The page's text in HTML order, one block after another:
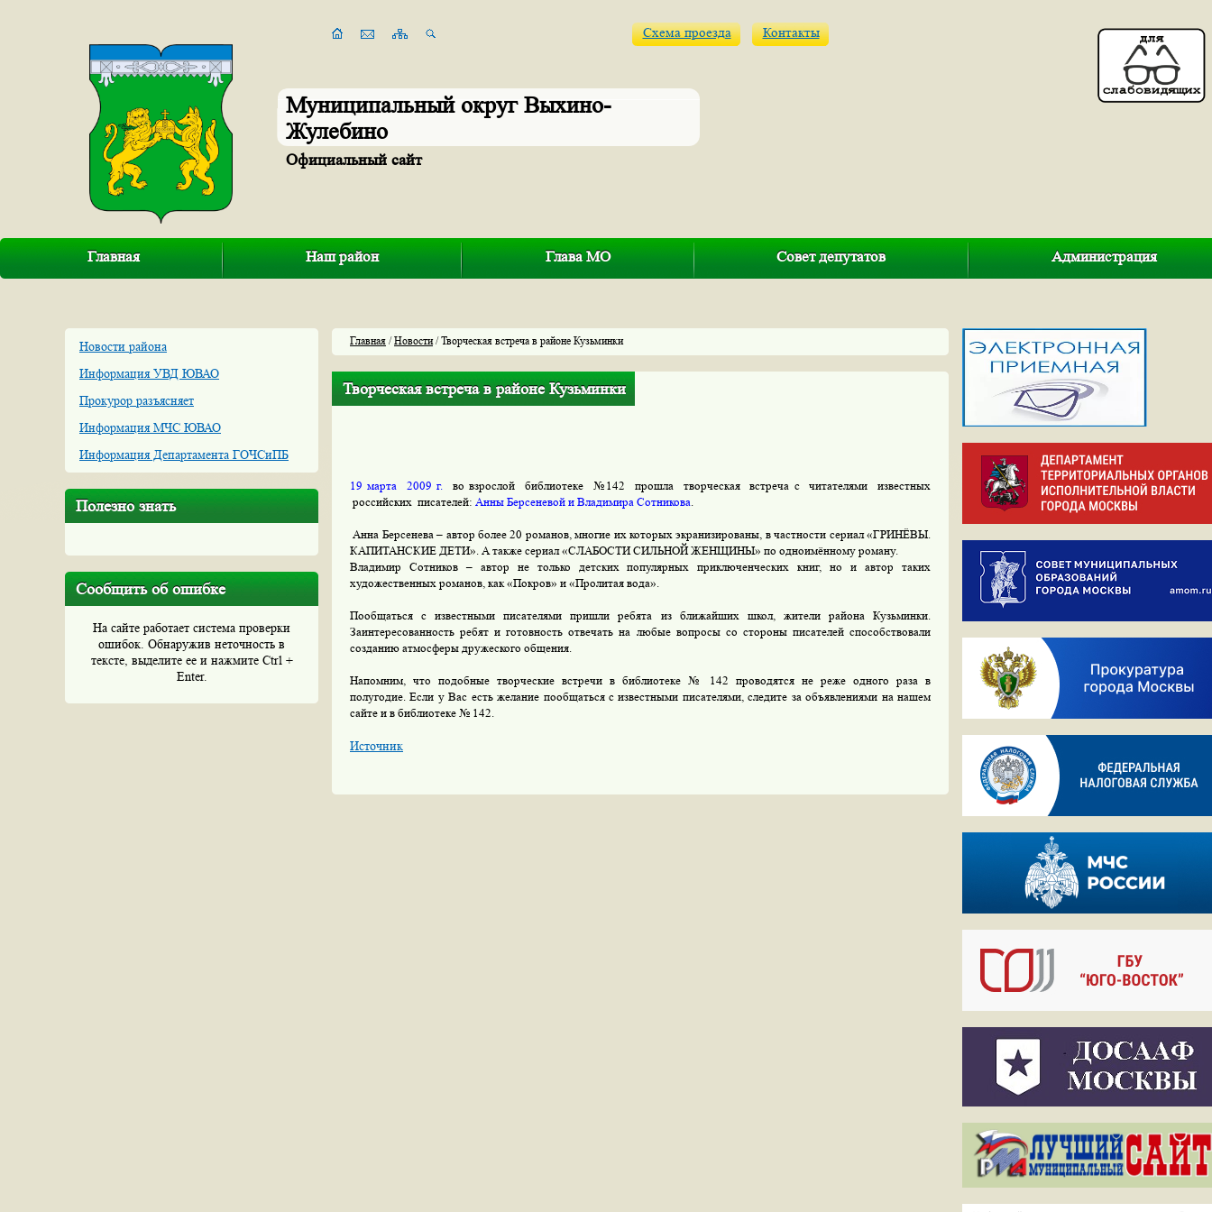
Муниципальный округ Выхино-
Жулебино
Официальный сайт
Схема проезда Контакты
Главная Наш район Глава МО Совет депутатов Администрация
Новости района
Информация УВД ЮВАО
Прокурор разъясняет
Информация МЧС ЮВАО
Информация Департамента ГОЧСиПБ
Полезно знать
Сообщить об ошибке
На сайте работает система проверки
ошибок. Обнаружив неточность в
тексте, выделите ее и нажмите Ctrl +
Enter.
Главная /Новости/ Творческая встреча в районе Кузьминки
Творческая встреча в районе Кузьминки
19 марта 2009 г.
во взрослой библиотеке №142 прошла творческая встреча с читателями известных
российских писателей: Анны Берсеневой и Владимира Сотникова.
Анна Берсенева – автор более 20 романов, многие их которых экранизированы, в частности сериал «ГРИНЁВЫ.
КАПИТАНСКИЕ ДЕТИ». А также сериал «СЛАБОСТИ СИЛЬНОЙ ЖЕНЩИНЫ» по одноимённому роману.
Владимир Сотников – автор не только детских популярных приключенческих книг, но и автор таких
художественных романов, как «Покров» и «Пролитая вода».
Пообщаться с известными писателями пришли ребята из ближайших школ, жители района Кузьминки.
Заинтересованность ребят и готовность отвечать на любые вопросы со стороны писателей способствовали
созданию атмосферы дружеского общения.
Напомним, что подобные творческие встречи в библиотеке № 142 проводятся не реже одного раза в
полугодие. Если у Вас есть желание пообщаться с известными писателями, следите за объявлениями на нашем
сайте и в библиотеке № 142.
Источник